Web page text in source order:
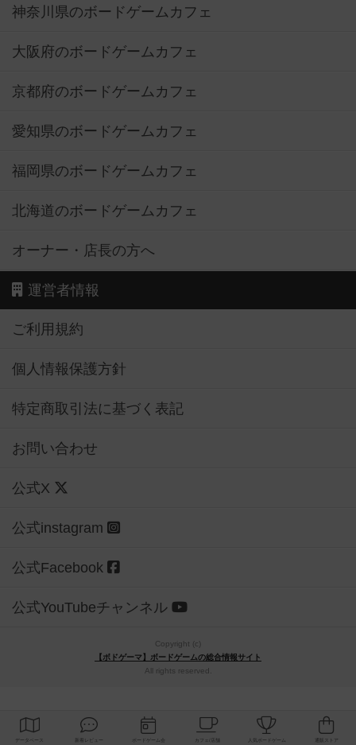
神奈川県のボードゲームカフェ
大阪府のボードゲームカフェ
京都府のボードゲームカフェ
愛知県のボードゲームカフェ
福岡県のボードゲームカフェ
北海道のボードゲームカフェ
オーナー・店長の方へ
運営者情報
ご利用規約
個人情報保護方針
特定商取引法に基づく表記
お問い合わせ
公式X
公式instagram
公式Facebook
公式YouTubeチャンネル
Copyright (c)
【ボドゲーマ】ボードゲームの総合情報サイト
All rights reserved.